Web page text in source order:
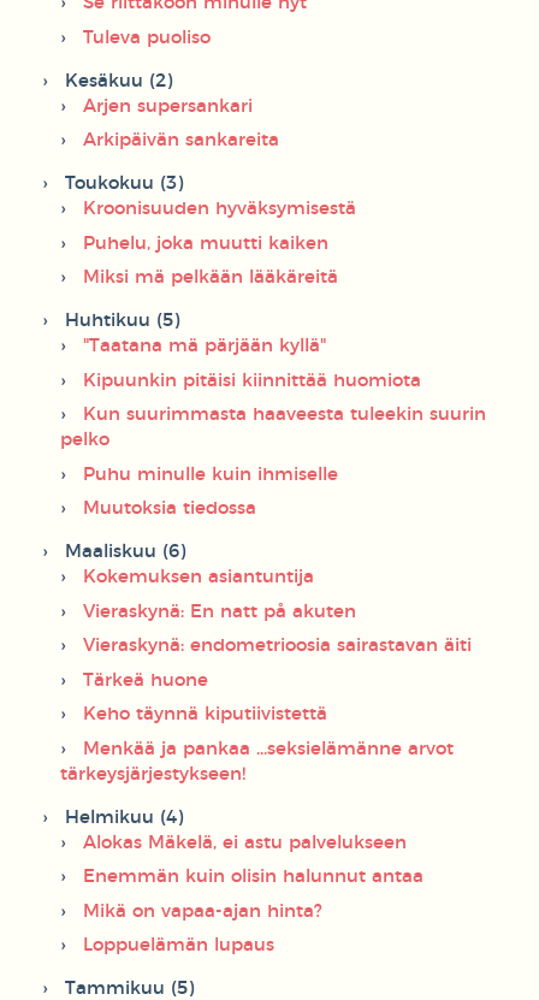
Tuleva puoliso
Kesäkuu (2)
Arjen supersankari
Arkipäivän sankareita
Toukokuu (3)
Kroonisuuden hyväksymisestä
Puhelu, joka muutti kaiken
Miksi mä pelkään lääkäreitä
Huhtikuu (5)
"Taatana mä pärjään kyllä"
Kipuunkin pitäisi kiinnittää huomiota
Kun suurimmasta haaveesta tuleekin suurin
pelko
Puhu minulle kuin ihmiselle
Muutoksia tiedossa
Maaliskuu (6)
Kokemuksen asiantuntija
Vieraskynä: En natt på akuten
Vieraskynä: endometrioosia sairastavan äiti
Tärkeä huone
Keho täynnä kiputiivistettä
Menkää ja pankaa ...seksielämänne arvot
tärkeysjärjestykseen!
Helmikuu (4)
Alokas Mäkelä, ei astu palvelukseen
Enemmän kuin olisin halunnut antaa
Mikä on vapaa-ajan hinta?
Loppuelämän lupaus
Tammikuu (5)